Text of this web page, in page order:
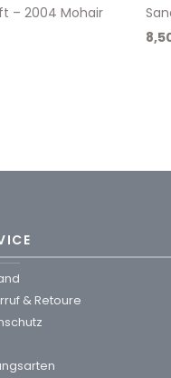
– 2004 Mohair
& Retoure